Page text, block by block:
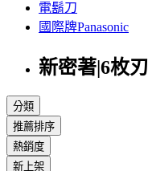
電鬍刀
國際牌Panasonic
新密著|6枚刃
分類
推薦排序
熱銷度
新上架